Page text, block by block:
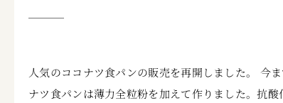
人気のココナツ食パンの販売を再開しました。 今
ナツ食パンは薄力全粒粉を加えて作りました。抗